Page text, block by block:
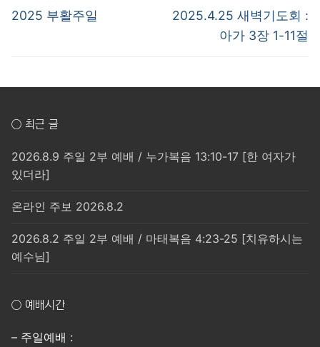
탐
Previous
2025 부활주일
Next
2025.4.25 새벽기도회 :
아가 3장 1-11절
○ 최근 글
2026.8.9 주일 2부 예배 / 누가복음 13:10-17 [한 여자가
있더라]
온라인 주보 2026.8.2
2026.8.2 주일 2부 예배 / 마태복음 4:23-25 [치유하시는
예수님]
○ 예배시간
– 주일예배 :